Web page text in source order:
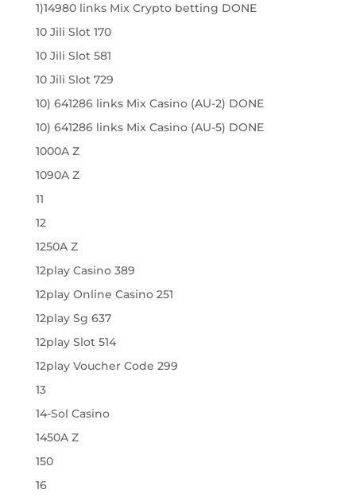
1)14980 links Mix Crypto betting DONE
10 Jili Slot 170
10 Jili Slot 581
10 Jili Slot 729
10) 641286 links Mix Casino (AU-2) DONE
10) 641286 links Mix Casino (AU-5) DONE
1000A Z
1090A Z
11
12
1250A Z
12play Casino 389
12play Online Casino 251
12play Sg 637
12play Slot 514
12play Voucher Code 299
13
14-Sol Casino
1450A Z
150
16